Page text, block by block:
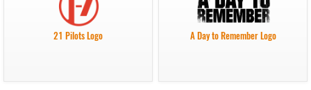
21 Pilots Logo A Day to Remember Logo